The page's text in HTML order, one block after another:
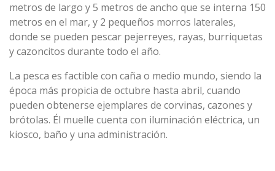
metros de largo y 5 metros de ancho que se interna 150
metros en el mar, y 2 pequeños morros laterales,
donde se pueden pescar pejerreyes, rayas, burriquetas
y cazoncitos durante todo el año.
La pesca es factible con caña o medio mundo, siendo la
época más propicia de octubre hasta abril, cuando
pueden obtenerse ejemplares de corvinas, cazones y
brótolas. Él muelle cuenta con iluminación eléctrica, un
kiosco, baño y una administración.